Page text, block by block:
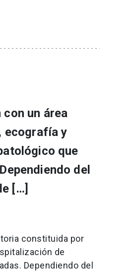
un área
ecografía y
que
del
[…]
constituida por
de
Dependiendo del